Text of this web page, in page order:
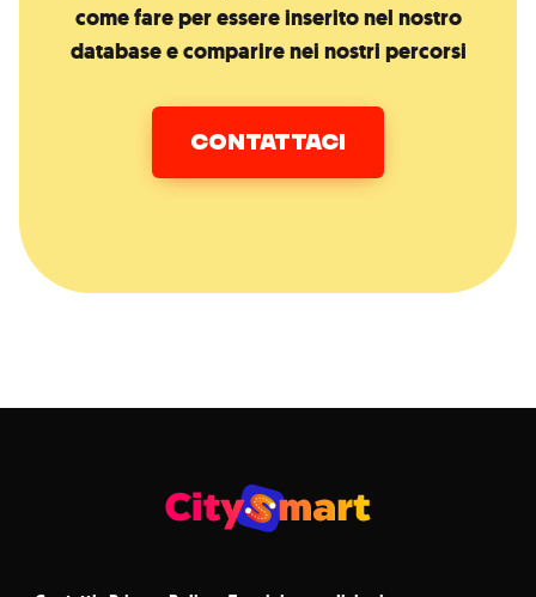
come fare per essere inserito nel nostro
database e comparire nei nostri percorsi
CONTATTACI